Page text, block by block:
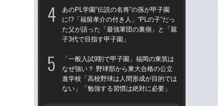
あのPL学園“伝説の名将”の孫が甲子園
に!?「福留孝介の付き人」“PLの子”だっ
た父が語った「最強軍団の裏側」と「親
子3代で目指す甲子園」
「一般入試9割で甲子園」福岡の東筑は
なぜ強い？ 野球部から東大合格の公立
進学校「高校野球は人間形成が目的では
ない」「勉強する習慣は絶対に必要」